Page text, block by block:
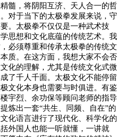
髓，将阴阳互济、天人合一的哲
对于当下的太极拳发展来说，守
。太极拳不仅仅是一种武术技
思想和文化底蕴的传统艺术。我
必须尊重和传承太极拳的传统文
质。在这方面，我想大家不会否
化的理解，尤其是传统文化式微
了千人千面。太极文化不能停留
文化本身也需要与时俱进。有鉴
宇烈、余功保等顾问老师的指导
炼出一套“共生、同频、自在”的
化语言进行了现代化、科学化的
外国人也能一听就懂，一讲就